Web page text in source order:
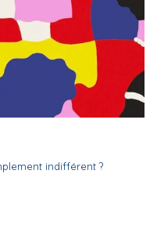
indifférent ?